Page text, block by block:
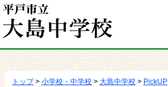
トップ> 小学校・中学校 > 大島中学校 > PickUP